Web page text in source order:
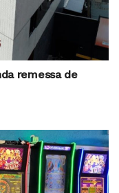
remessa de